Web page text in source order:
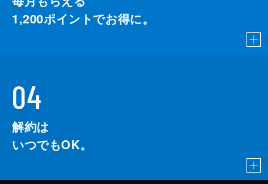
1,200ポイントでお得に。
04
解約は
いつでもOK。